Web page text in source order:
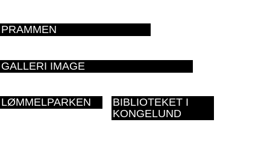
PRAMMEN
GALLERI IMAGE
LØMMELPARKEN
BIBLIOTEKET I
KONGELUND